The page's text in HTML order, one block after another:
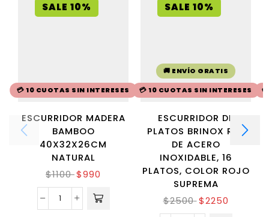
SALE 10%
💳 10 CUOTAS SIN INTERESES
ESCURRIDOR MADERA
BAMBOO
40X32X26CM
NATURAL
$1100 $990
SALE 10%
🚚 ENVÍO GRATIS
💳 10 CUOTAS SIN INTERESES
ESCURRIDOR DE
PLATOS BRINOX RED
DE ACERO
INOXIDABLE, 16
PLATOS, COLOR ROJO
SUPREMA
$2500 $2250